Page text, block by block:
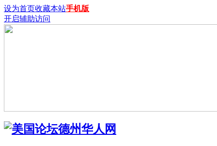
设为首页收藏本站手机版
开启辅助访问